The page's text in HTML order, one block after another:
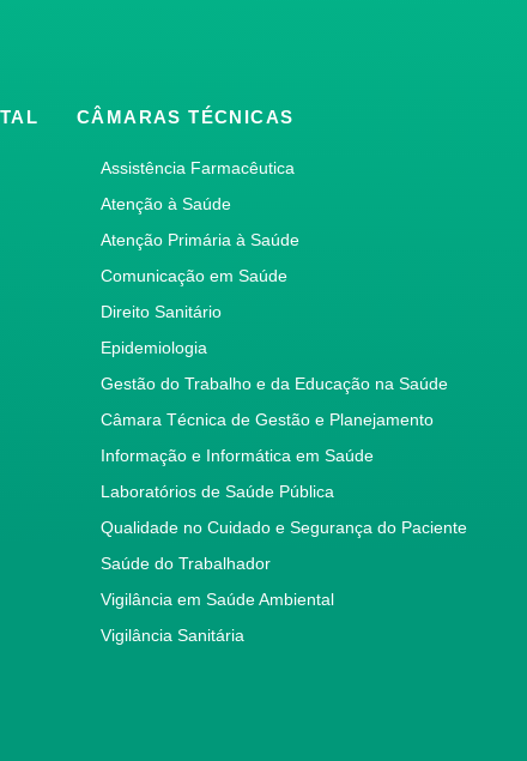
CÂMARAS TÉCNICAS
Assistência Farmacêutica
Atenção à Saúde
Atenção Primária à Saúde
Comunicação em Saúde
Direito Sanitário
Epidemiologia
Gestão do Trabalho e da Educação na Saúde
Câmara Técnica de Gestão e Planejamento
Informação e Informática em Saúde
Laboratórios de Saúde Pública
Qualidade no Cuidado e Segurança do Paciente
Saúde do Trabalhador
Vigilância em Saúde Ambiental
Vigilância Sanitária